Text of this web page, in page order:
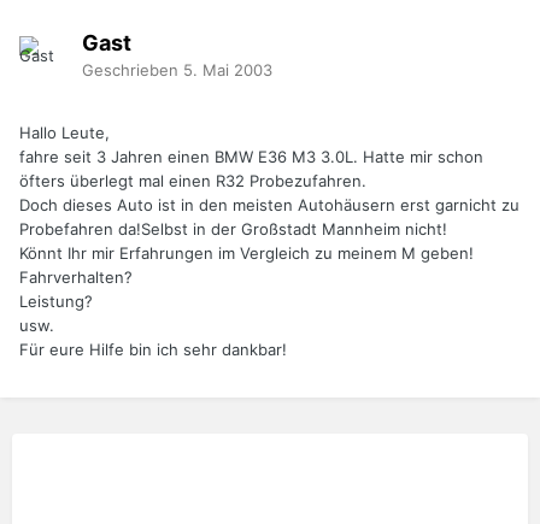
Gast
Geschrieben 5. Mai 2003
Hallo Leute,
fahre seit 3 Jahren einen BMW E36 M3 3.0L. Hatte mir schon
öfters überlegt mal einen R32 Probezufahren.
Doch dieses Auto ist in den meisten Autohäusern erst garnicht zu
Probefahren da!Selbst in der Großstadt Mannheim nicht!
Könnt Ihr mir Erfahrungen im Vergleich zu meinem M geben!
Fahrverhalten?
Leistung?
usw.
Für eure Hilfe bin ich sehr dankbar!